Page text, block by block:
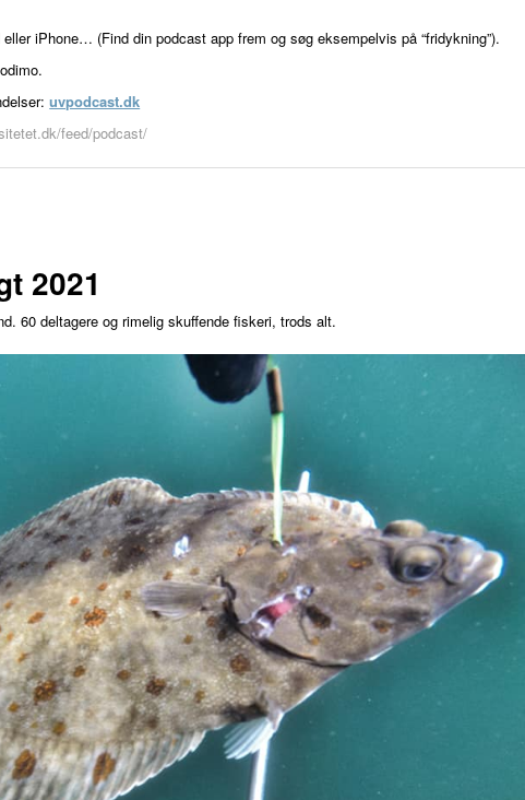
iPhone… (Find din podcast app frem og søg eksempelvis på “fridykning”).
uvpodcast.dk
feed/podcast/
2021
60 deltagere og rimelig skuffende fiskeri, trods alt.